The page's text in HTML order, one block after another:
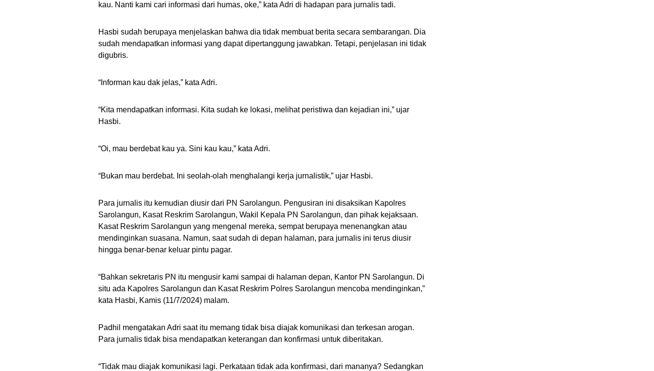
kau. Nanti kami cari informasi dari humas, oke,” kata Adri di hadapan para jurnalis tadi.
Hasbi sudah berupaya menjelaskan bahwa dia tidak membuat berita secara sembarangan. Dia
sudah mendapatkan informasi yang dapat dipertanggung jawabkan. Tetapi, penjelasan ini tidak
digubris.
“Informan kau dak jelas,” kata Adri.
“Kita mendapatkan informasi. Kita sudah ke lokasi, melihat peristiwa dan kejadian ini,” ujar
Hasbi.
“Oi, mau berdebat kau ya. Sini kau kau,” kata Adri.
“Bukan mau berdebat. Ini seolah-olah menghalangi kerja jurnalistik,” ujar Hasbi.
Para jurnalis itu kemudian diusir dari PN Sarolangun. Pengusiran ini disaksikan Kapolres
Sarolangun, Kasat Reskrim Sarolangun, Wakil Kepala PN Sarolangun, dan pihak kejaksaan.
Kasat Reskrim Sarolangun yang mengenal mereka, sempat berupaya menenangkan atau
mendinginkan suasana. Namun, saat sudah di depan halaman, para jurnalis ini terus diusir
hingga benar-benar keluar pintu pagar.
“Bahkan sekretaris PN itu mengusir kami sampai di halaman depan, Kantor PN Sarolangun. Di
situ ada Kapolres Sarolangun dan Kasat Reskrim Polres Sarolangun mencoba mendinginkan,”
kata Hasbi, Kamis (11/7/2024) malam.
Padhil mengatakan Adri saat itu memang tidak bisa diajak komunikasi dan terkesan arogan.
Para jurnalis tidak bisa mendapatkan keterangan dan konfirmasi untuk diberitakan.
“Tidak mau diajak komunikasi lagi. Perkataan tidak ada konfirmasi, dari mananya? Sedangkan